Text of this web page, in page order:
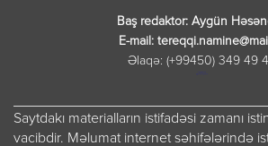
Baş redaktor: Aygün
E-mail:
Əlaqə: (+99450) 349 49
Saytdakı materialların istifadəsi zamanı
vacibdir. Məlumat internet səhifələrində